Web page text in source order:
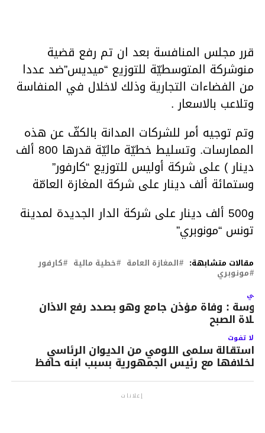
قرر مجلس المنافسة بعد ان تم رفع قضية
منوشركة المتوسطيّة للتوزيع “ميديس”ضد عددا
من الفضاءات التجارية وذلك لاخلال في المنفاسة
وتلاعب بالاسعار .
وتم توجيه أمر للشركات المدانة بالكفّ عن هذه
الممارسات. وتسليط خطيّة ماليّة قدرها 800 ألف
دينار ) على شركة أوليس للتوزيع “كارفور”
وستمائة ألف دينار على شركة المغازة العامّة
و500 ألف دينار على شركة الدار الجديدة لمدينة
تونس “مونوبري”
مقالات متشابهة: المغازة العامة خطية مالية كارفور
مونوبري
: وفاة مؤذن جامع وهو بصدد رفع الاذان
الصبح
لا تفوت
استقالة سلمى اللومي من الديوان الرئاسي
لخلافها مع رئيس الجمهورية بسبب ابنه حافظ
إعلانات